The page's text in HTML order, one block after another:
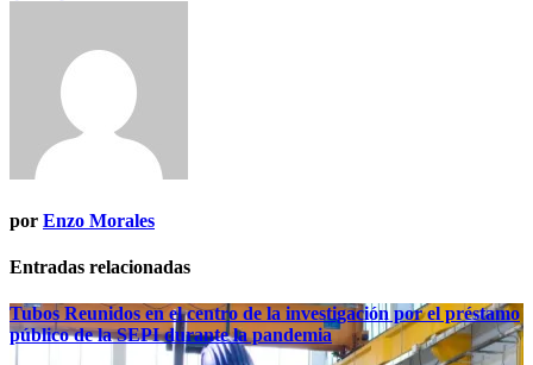
por Enzo Morales
Entradas relacionadas
Tubos Reunidos en el centro de la investigación por el préstamo
público de la SEPI durante la pandemia